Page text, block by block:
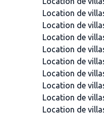
Location de
Location de
Location de
Location de
Location de
Location de
Location de
Location de
Location de